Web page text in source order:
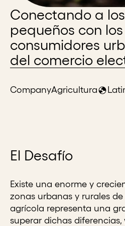
Conectando a
pequeños con los
consumidores
del comercio
CompanyAgricultura
El Desafío
Existe una enorme y
zonas urbanas y rurales
agrícola representa una
superar dichas